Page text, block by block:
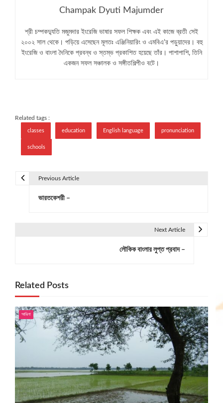
Champak Dyuti Majumder
শ্রী চম্পকদ্যুতি মজুমদার ইংরেজি ভাষার সফল শিক্ষক এবং এই কাজে ব্রতী সেই
২০০২ সাল থেকে। পড়িয়ে এসেছেন মূলতঃ এঞ্জিনিয়ারিং ও এমবিএ’র পড়ুয়াদের। বহু
ইংরেজি ও বাংলা দৈনিকে প্রবন্ধ ও স্তম্ভ প্রকাশিত হয়েছে তাঁর। পাশাপাশি, তিনি
একজন সফল সঞ্চালক ও সঙ্গীতশিল্পীও বটে।
Related tags :
classes education English language pronunciation
schools
v
i
g
t
i
Previous Article
ভারতকেশরী –
Next Article
লৌকিক বাংলার লুপ্ত প্রবাদ –
Related Posts
আঙিনা